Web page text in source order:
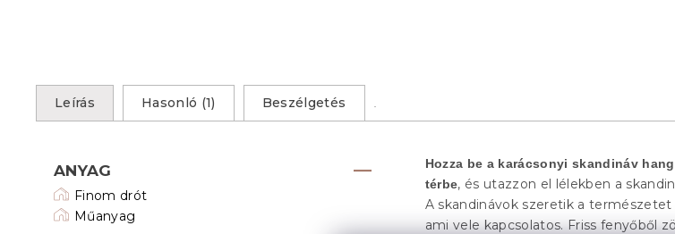
Leírás Hasonló (1) Beszélgetés
ANYAG
Finom drót
Műanyag
Hozza be a karácsonyi skandináv
térbe, és utazzon el lélekben a
A skandinávok szeretik a
ami vele kapcsolatos. Friss fenyőből